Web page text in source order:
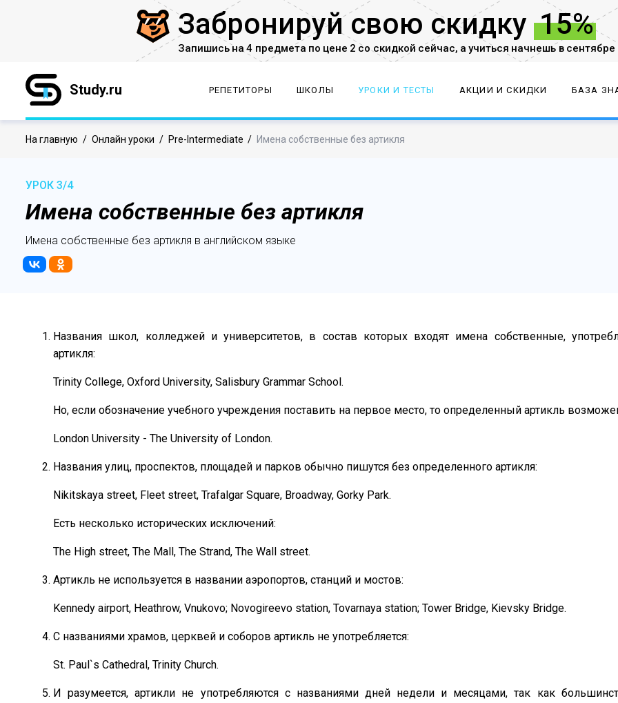
Забронируйсвою скидку 15%
Запишись на 4 предмета по цене 2 со скидкойсейчас, а учиться начнешь в сентябре
Study.ru РЕПЕТИТОРЫ ШКОЛЫ УРОКИ И ТЕСТЫ АКЦИИ И СКИДКИ БАЗА
На главную / Онлайн уроки / Pre-Intermediate / Имена собственные без артикля
УРОК 3/4
Имена собственные без артикля
Имена собственные без артикля в английском языке
Названия школ, колледжей и университетов, в состав которых входят имена собственные,
артикля:
Trinity College, Oxford University, Salisbury Grammar School.
Но, если обозначение учебного учреждения поставить на первое место, то определенный артикль
London University - The University of London.
Названия улиц, проспектов, площадей и парков обычно пишутся без определенного артикля:
Nikitskaya street, Fleet street, Trafalgar Square, Broadway, Gorky Park.
Есть несколько исторических исключений:
The High street, The Mall, The Strand, The Wall street.
Артикль не используется в названии аэропортов, станций и мостов:
Kennedy airport, Heathrow, Vnukovo; Novogireevo station, Tovarnaya station; Tower Bridge, Kievsky Bridge.
C названиями храмов, церквей и соборов артикль не употребляется:
St. Paul`s Cathedral, Trinity Church.
И разумеется, артикли не употребляются с названиями дней недели и месяцами, так как